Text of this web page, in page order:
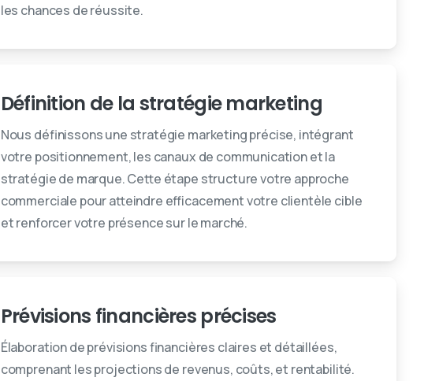
les chances de réussite.
Définition de la stratégie marketing
Nous définissons une stratégie marketing précise, intégrant
votre positionnement, les canaux de communication et la
stratégie de marque. Cette étape structure votre approche
commerciale pour atteindre efficacement votre clientèle cible
et renforcer votre présence sur le marché.
Prévisions financières précises
Élaboration de prévisions financières claires et détaillées,
comprenant les projections de revenus, coûts, et rentabilité.